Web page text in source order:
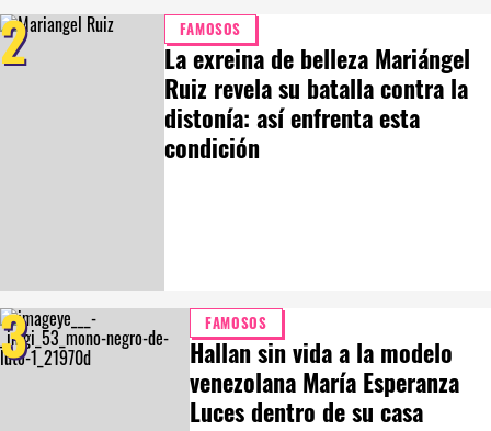
2 FAMOSOS
La exreina de belleza Mariángel
Ruiz revela su batalla contra la
distonía: así enfrenta esta
condición
3 FAMOSOS
Hallan sin vida a la modelo
venezolana María Esperanza
Luces dentro de su casa